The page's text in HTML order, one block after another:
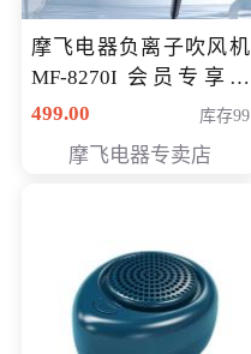
摩飞电器负离子吹风机
MF-8270I 会员专享价
369元
499.00 库存99
摩飞电器专卖店